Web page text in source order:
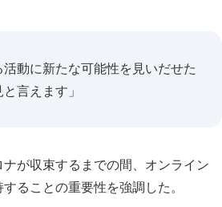
活動に新たな可能性を見いだせた
言えます」
が収束するまでの間、オンライン
ることの重要性を強調した。